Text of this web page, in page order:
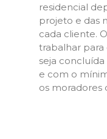
residencial
projeto e das
cada cliente.
trabalhar
seja
e com o
os moradores